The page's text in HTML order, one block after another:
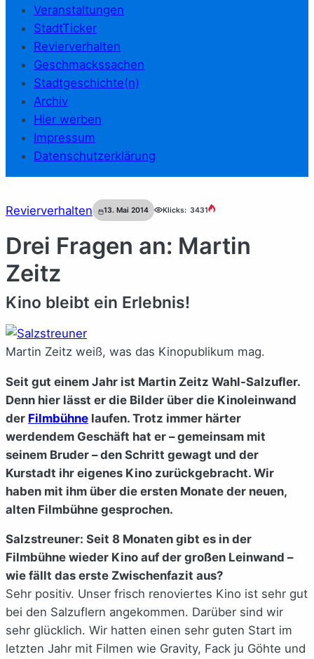
Veranstaltungen
StadtTicker
Revierverhalten
Geschmackssachen
Stadtgeschichte(n)
Archiv
Hier werben
Impressum
Datenschutzerklärung
Revierverhalten 13. Mai 2014 Klicks: 3431
Drei Fragen an: Martin
Zeitz
Kino bleibt ein Erlebnis!
Martin Zeitz weiß, was das Kinopublikum mag.
Seit gut einem Jahr ist Martin Zeitz Wahl-Salzufler.
Denn hier lässt er die Bilder über die Kinoleinwand
der Filmbühne laufen. Trotz immer härter
werdendem Geschäft hat er – gemeinsam mit
seinem Bruder – den Schritt gewagt und der
Kurstadt ihr eigenes Kino zurückgebracht. Wir
haben mit ihm über die ersten Monate der neuen,
alten Filmbühne gesprochen.
Salzstreuner: Seit 8 Monaten gibt es in der
Filmbühne wieder Kino auf der großen Leinwand –
wie fällt das erste Zwischenfazit aus?
Sehr positiv. Unser frisch renoviertes Kino ist sehr gut
bei den Salzuflern angekommen. Darüber sind wir
sehr glücklich. Wir hatten einen sehr guten Start im
letzten Jahr mit Filmen wie Gravity, Fack ju Göhte und